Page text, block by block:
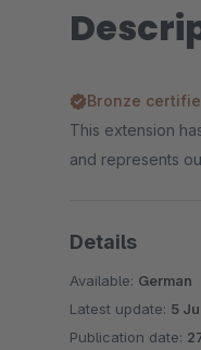
Bronze
This extension
and represents
Details
Available: German
Latest update: 5
Publication date: